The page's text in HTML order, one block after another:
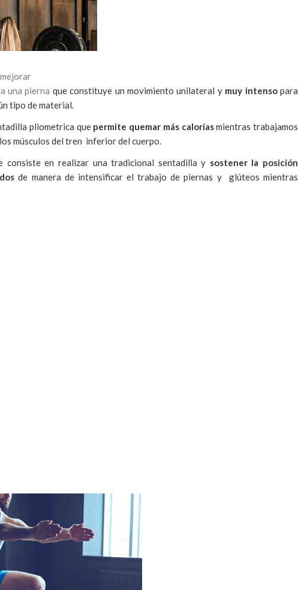
una pierna que constituye un movimiento unilateral y muy intensopara
tipo de material.
pliometrica que permite quemar más caloríasmientras trabajamos
músculos del tren inferior del cuerpo.
consiste en realizar una tradicional sentadilla y sostener la posición
de manera de intensificar el trabajo de piernas y glúteos mientras